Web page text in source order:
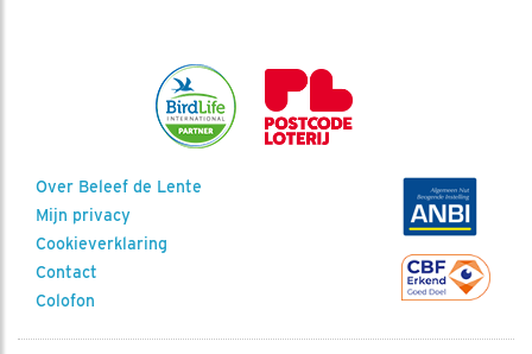
Over Beleef de Lente
Mijn privacy
Cookieverklaring
Contact
Colofon